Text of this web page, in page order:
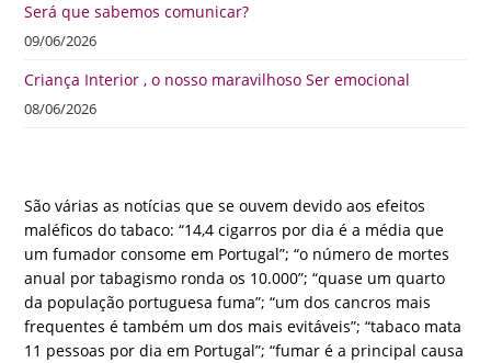
Será que sabemos comunicar?
09/06/2026
Criança Interior , o nosso maravilhoso Ser emocional
08/06/2026
São várias as notícias que se ouvem devido aos efeitos
maléficos do tabaco: “14,4 cigarros por dia é a média que
um fumador consome em Portugal”; “o número de mortes
anual por tabagismo ronda os 10.000”; “quase um quarto
da população portuguesa fuma”; “um dos cancros mais
frequentes é também um dos mais evitáveis”; “tabaco mata
11 pessoas por dia em Portugal”; “fumar é a principal causa